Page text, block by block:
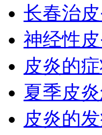
长春治
神经性
皮炎的
夏季皮
皮炎的